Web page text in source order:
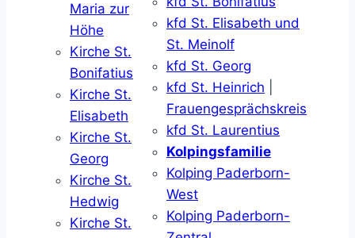
Maria zur
Höhe
Kirche St.
Bonifatius
Kirche St.
Elisabeth
Kirche St.
Georg
Kirche St.
Hedwig
Kirche St.
kfd St. Elisabeth und
St. Meinolf
kfd St. Georg
kfd St. Heinrich
Frauengesprächskreis
kfd St. Laurentius
Kolpingsfamilie
Kolping Paderborn-
West
Kolping Paderborn-